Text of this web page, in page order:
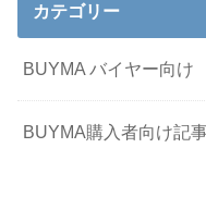
カテゴリー
BUYMA バイヤー向け
BUYMA購入者向け記